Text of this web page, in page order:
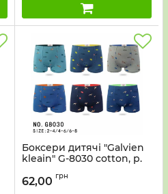
Боксери дитячі "Galvien
kleain" G-8030 cotton, р.
шт
62,00 грн